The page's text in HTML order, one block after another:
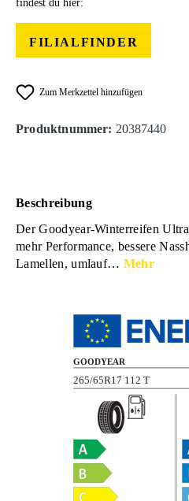
findest du hier:
FILIALFINDER
Zum Merkzettel hinzufügen
Produktnummer: 20387440
Beschreibung
Der Goodyear-Winterreifen
mehr Performance, bessere
Lamellen, umlauf… Mehr